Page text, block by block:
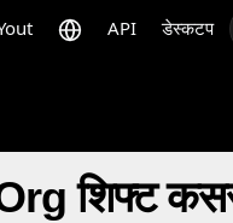
API डेस्कटप
शिफ्ट कसरी